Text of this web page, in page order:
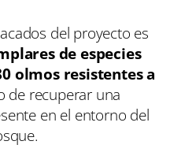
del proyecto es
de especies
olmos resistentes a
de recuperar una
en el entorno del